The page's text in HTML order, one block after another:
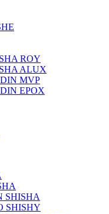
ROY
ALUX
MVP
EPOX
SHISHA
SHISHY